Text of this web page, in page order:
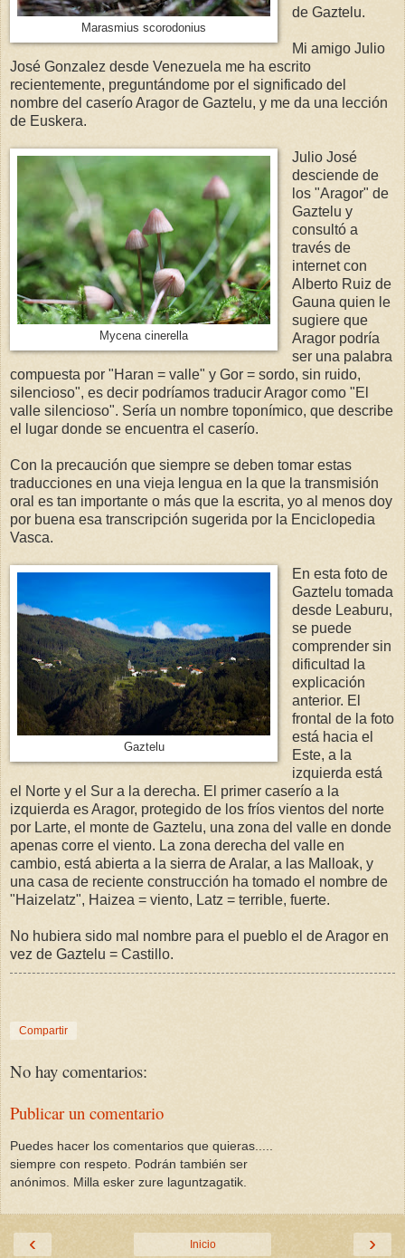
Marasmius scorodonius
de Gaztelu.
Mi amigo Julio
José Gonzalez desde Venezuela me ha escrito
recientemente, preguntándome por el significado del
nombre del caserío Aragor de Gaztelu, y me da una lección
de Euskera.
Mycena cinerella
Julio José
desciende de
los "Aragor" de
Gaztelu y
consultó a
través de
internet con
Alberto Ruiz de
Gauna quien le
sugiere que
Aragor podría
ser una palabra
compuesta por "Haran = valle" y Gor = sordo, sin ruido,
silencioso", es decir podríamos traducir Aragor como "El
valle silencioso". Sería un nombre toponímico, que describe
el lugar donde se encuentra el caserío.
Con la precaución que siempre se deben tomar estas
traducciones en una vieja lengua en la que la transmisión
oral es tan importante o más que la escrita, yo al menos doy
por buena esa transcripción sugerida por la Enciclopedia
Vasca.
Gaztelu
En esta foto de
Gaztelu tomada
desde Leaburu,
se puede
comprender sin
dificultad la
explicación
anterior. El
frontal de la foto
está hacia el
Este, a la
izquierda está
el Norte y el Sur a la derecha. El primer caserío a la
izquierda es Aragor, protegido de los fríos vientos del norte
por Larte, el monte de Gaztelu, una zona del valle en donde
apenas corre el viento. La zona derecha del valle en
cambio, está abierta a la sierra de Aralar, a las Malloak, y
una casa de reciente construcción ha tomado el nombre de
"Haizelatz", Haizea = viento, Latz = terrible, fuerte.
No hubiera sido mal nombre para el pueblo el de Aragor en
vez de Gaztelu = Castillo.
Compartir
No hay comentarios:
Publicar un comentario
Puedes hacer los comentarios que quieras.....
siempre con respeto. Podrán también ser
anónimos. Milla esker zure laguntzagatik.
‹ ›
Inicio